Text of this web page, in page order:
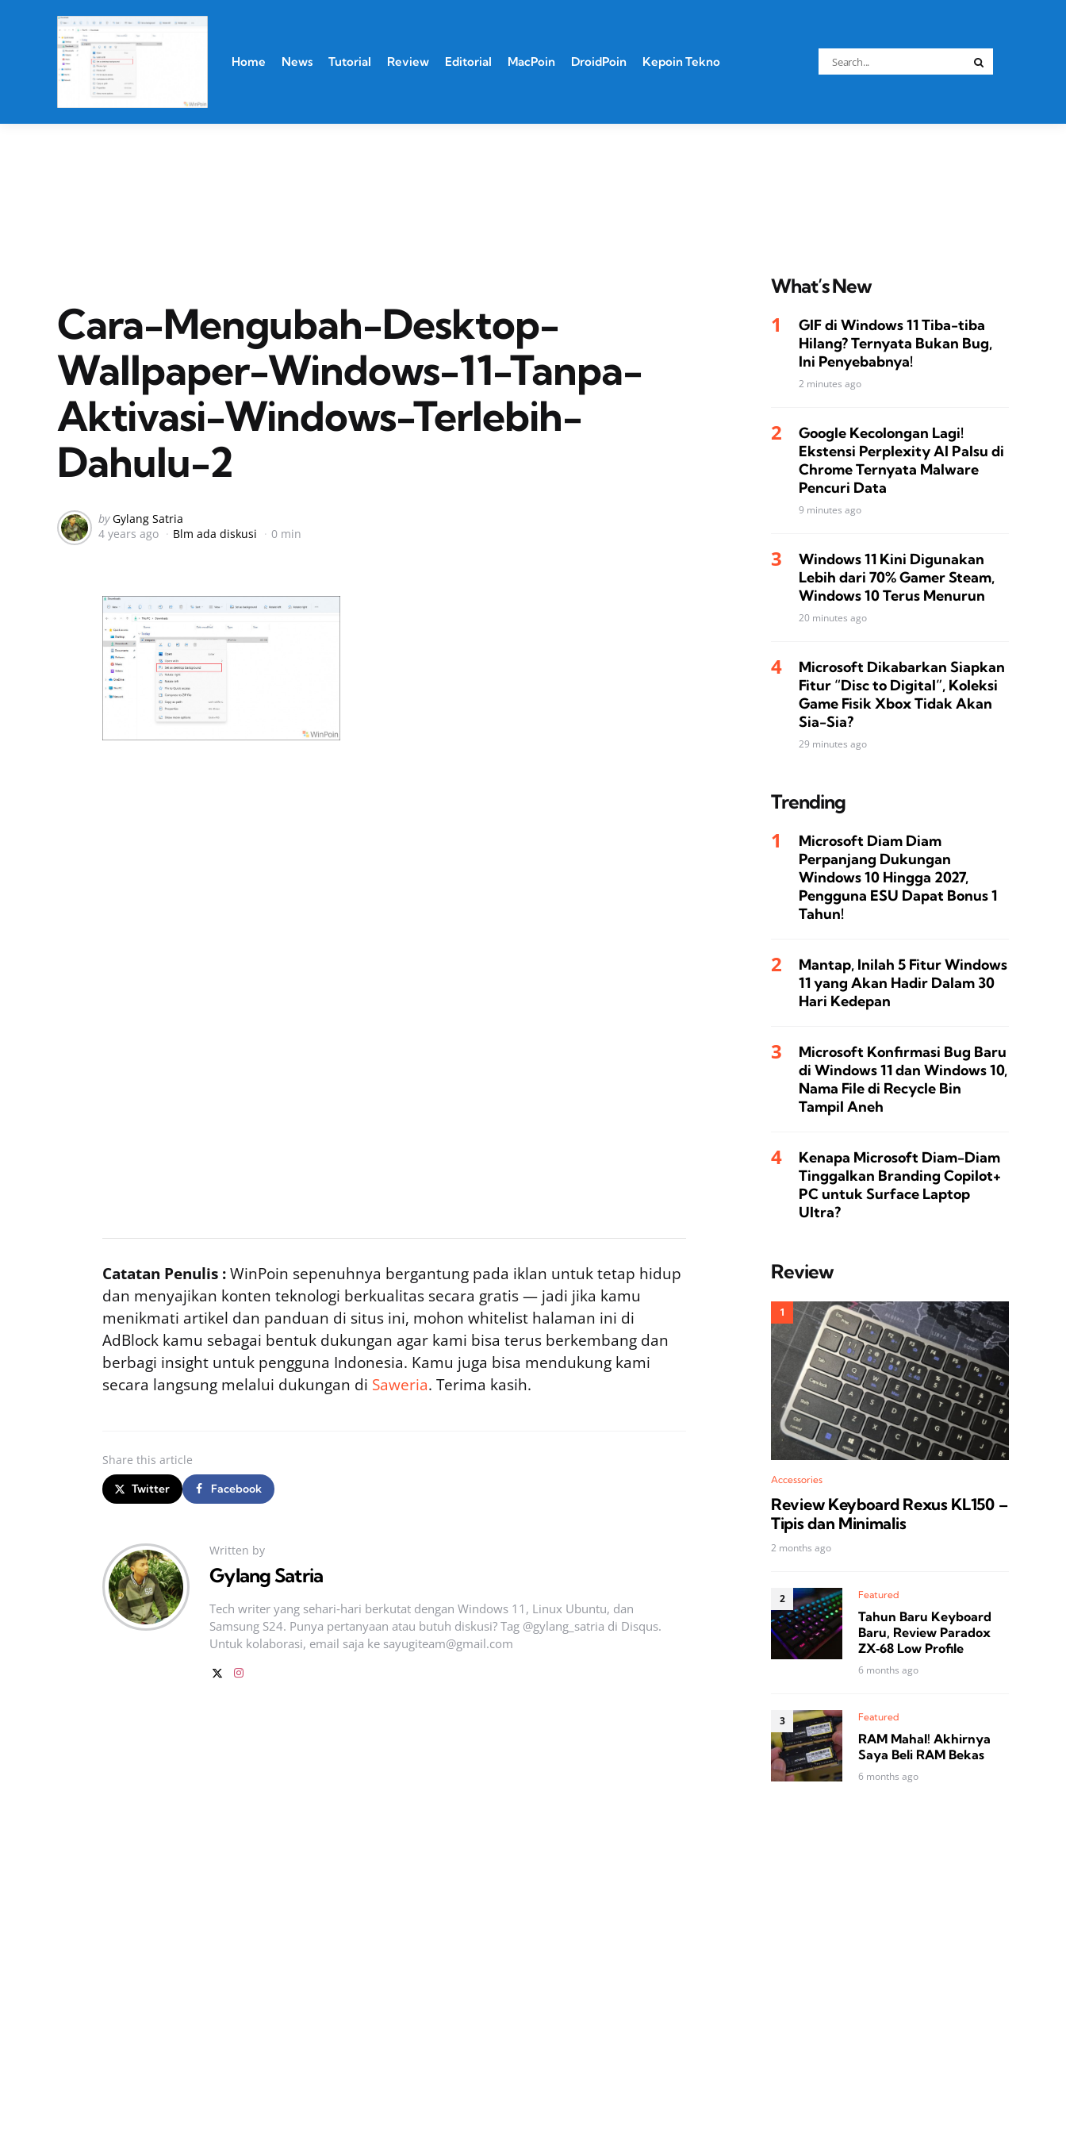
Home News Tutorial Review Editorial MacPoin DroidPoin Kepoin Tekno
Search
for:
Cara-Mengubah-Desktop-
Wallpaper-Windows-11-Tanpa-
Aktivasi-Windows-Terlebih-
Dahulu-2
Posted
by
by Gylang Satria
4 years ago
Blm ada diskusi 0 min
Catatan Penulis :WinPoin sepenuhnya bergantung pada iklan untuk tetap hidup
dan menyajikan konten teknologi berkualitas secara gratis — jadi jika kamu
menikmati artikel dan panduan di situs ini, mohon whitelist halaman ini di
AdBlock kamu sebagai bentuk dukungan agar kami bisa terus berkembang dan
berbagi insight untuk pengguna Indonesia. Kamu juga bisa mendukung kami
secara langsung melalui dukungan di Saweria. Terima kasih.
Share this article
Twitter Facebook
Written by
Gylang Satria
Tech writer yang sehari‑hari berkutat dengan Windows 11, Linux Ubuntu, dan
Samsung S24. Punya pertanyaan atau butuh diskusi? Tag @gylang_satria di Disqus.
Untuk kolaborasi, email saja ke sayugiteam@gmail.com
What’s New
GIF di Windows 11 Tiba-tiba
Hilang? Ternyata Bukan Bug,
Ini Penyebabnya!
2 minutes ago
Google Kecolongan Lagi!
Ekstensi Perplexity AI Palsu di
Chrome Ternyata Malware
Pencuri Data
9 minutes ago
Windows 11 Kini Digunakan
Lebih dari 70% Gamer Steam,
Windows 10 Terus Menurun
20 minutes ago
Microsoft Dikabarkan Siapkan
Fitur “Disc to Digital”, Koleksi
Game Fisik Xbox Tidak Akan
Sia-Sia?
29 minutes ago
Trending
Microsoft Diam Diam
Perpanjang Dukungan
Windows 10 Hingga 2027,
Pengguna ESU Dapat Bonus 1
Tahun!
Mantap, Inilah 5 Fitur Windows
11 yang Akan Hadir Dalam 30
Hari Kedepan
Microsoft Konfirmasi Bug Baru
di Windows 11 dan Windows 10,
Nama File di Recycle Bin
Tampil Aneh
Kenapa Microsoft Diam-Diam
Tinggalkan Branding Copilot+
PC untuk Surface Laptop
Ultra?
Review
Accessories
Review Keyboard Rexus KL150 –
Tipis dan Minimalis
2 months ago
Featured
Tahun Baru Keyboard
Baru, Review Paradox
ZX‑68 Low Profile
6 months ago
Featured
RAM Mahal! Akhirnya
Saya Beli RAM Bekas
6 months ago